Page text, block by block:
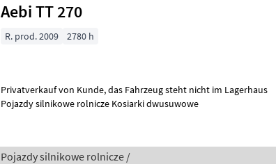
Aebi TT 270
R. prod. 2009 2780 h
Privatverkauf von Kunde, das Fahrzeug steht nicht im Lagerhaus
Pojazdy silnikowe rolnicze Kosiarki dwusuwowe
Pojazdy silnikowe rolnicze /